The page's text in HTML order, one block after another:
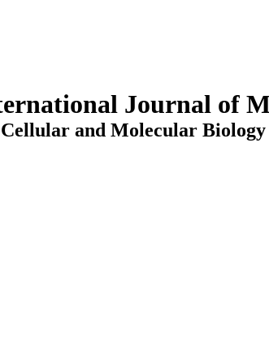
Journal of
Cellular and Molecular Biology